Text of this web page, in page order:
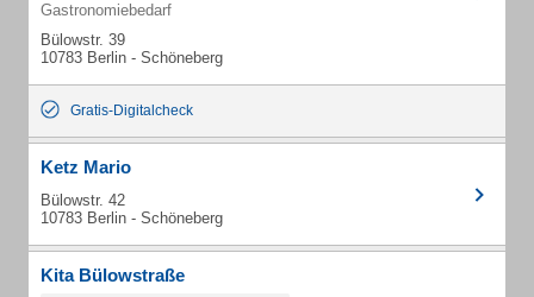
Gastronomiebedarf
Bülowstr. 39
10783 Berlin - Schöneberg
Gratis-Digitalcheck
Ketz Mario
Bülowstr. 42
10783 Berlin - Schöneberg
Kita Bülowstraße